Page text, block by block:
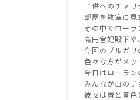
子供へのチャリ
部屋を教室に見
その中でロー
高円宮妃殿下や、
今回のブルガリ
色々な方がメッ
今日はローラン
みんなが白のチ
彼女は青と黄色